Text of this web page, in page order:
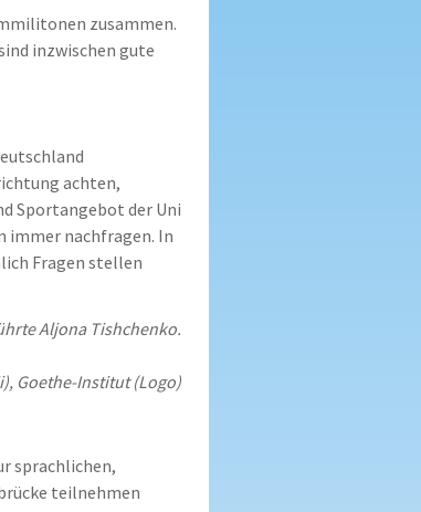
zusammen.
inzwischen gute
achten,
Sportangebot der Uni
immer nachfragen. In
Fragen stellen
Aljona Tishchenko.
Goethe-Institut (Logo)
sprachlichen,
teilnehmen